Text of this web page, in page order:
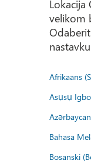
velikom
Afrikaans
Asụsụ
Bahasa
Bosanski